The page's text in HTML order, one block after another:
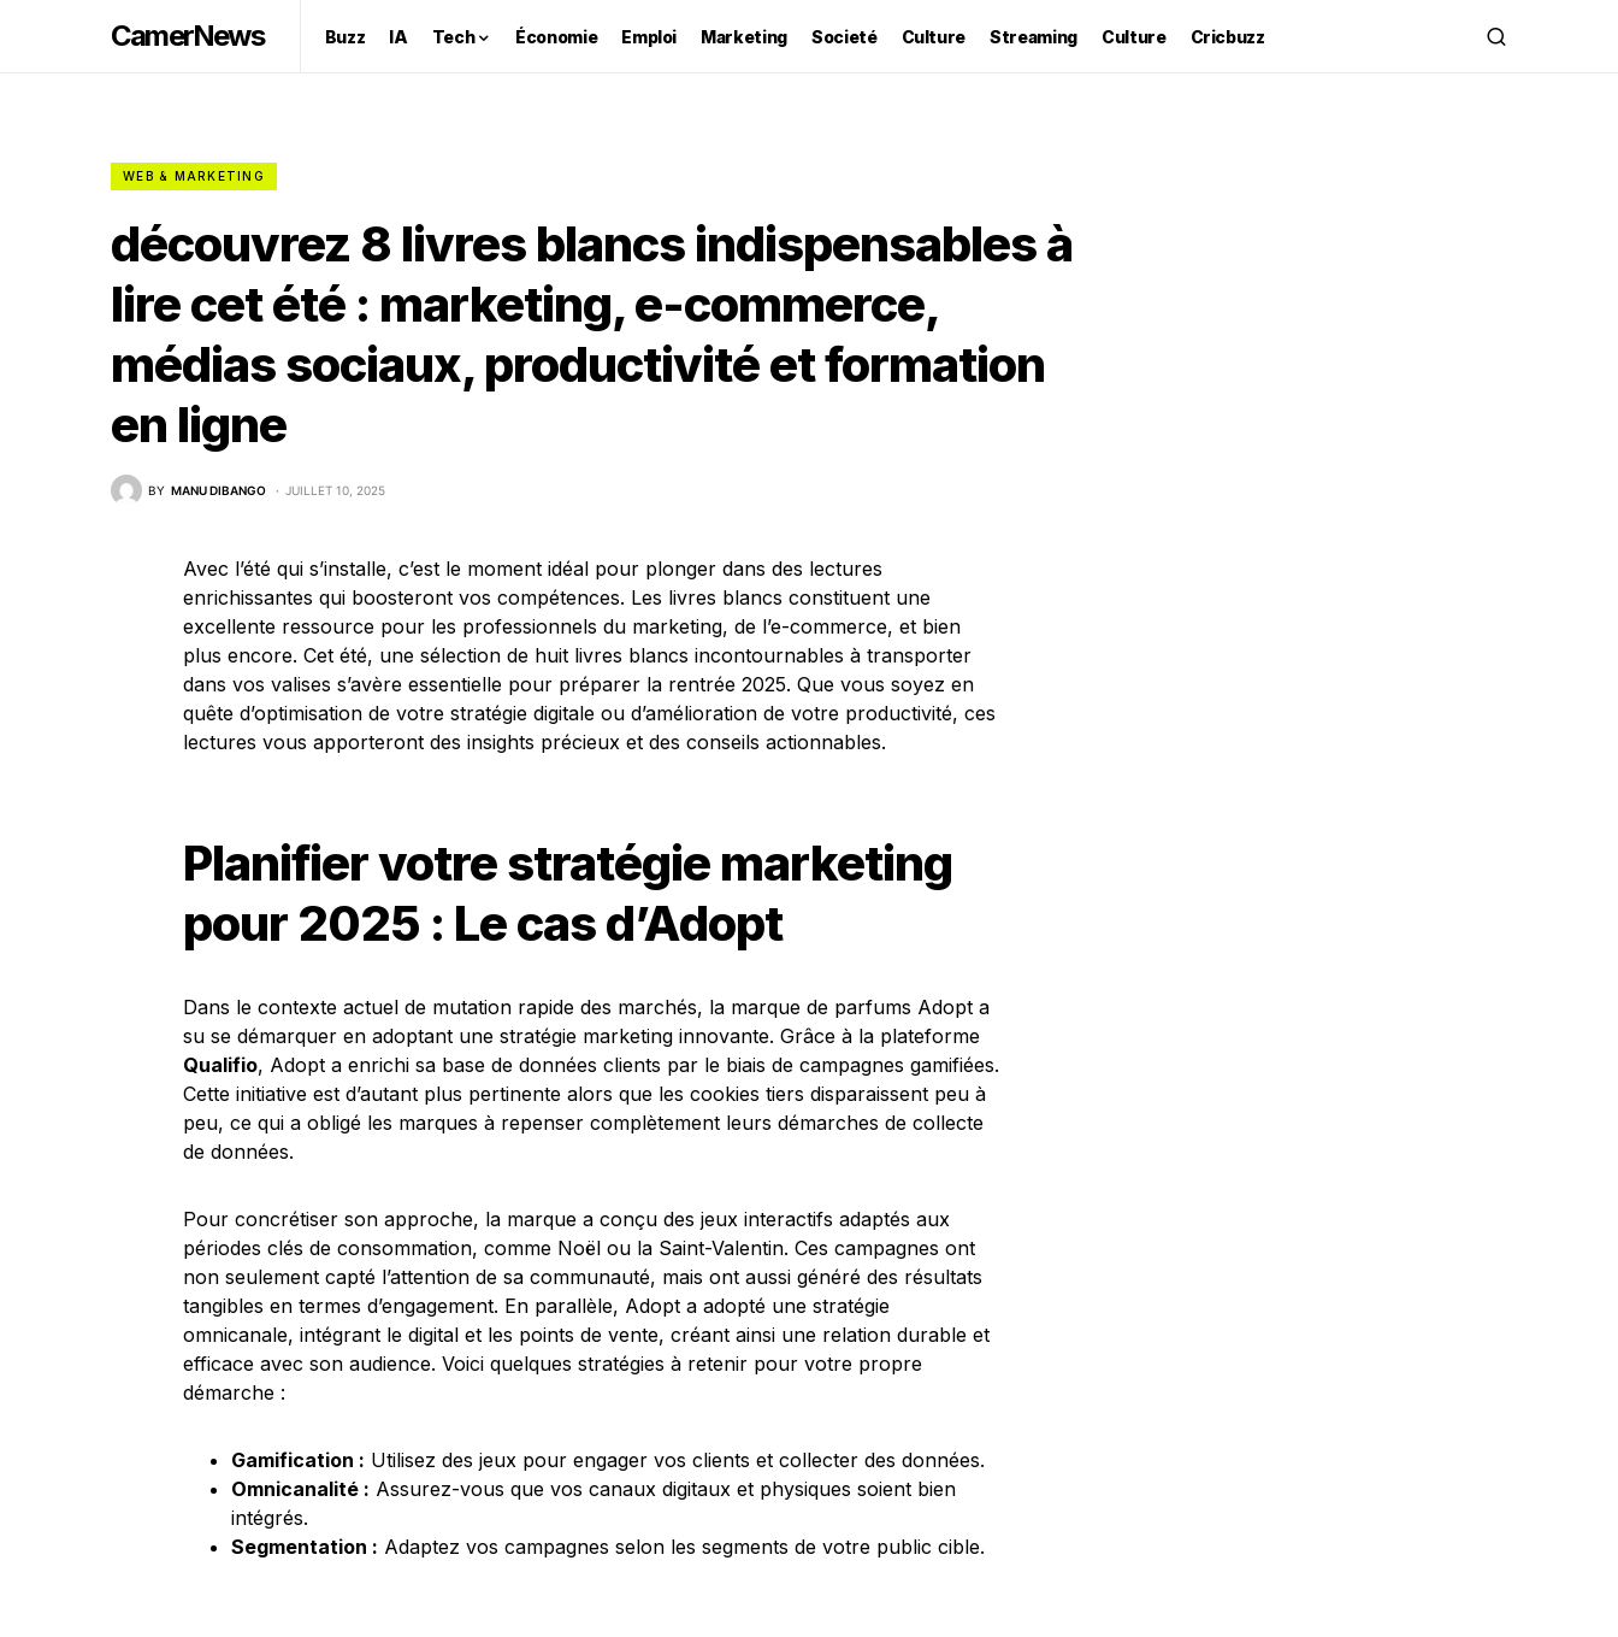
CamerNews Buzz IA Tech Économie Emploi Marketing Societé Culture Streaming Culture Cricbuzz
WEB & MARKETING
découvrez 8 livres blancs indispensables à
lire cet été : marketing, e-commerce,
médias sociaux, productivité et formation
en ligne
BY MANU DIBANGO JUILLET 10, 2025
Avec l’été qui s’installe, c’est le moment idéal pour plonger dans des lectures
enrichissantes qui boosteront vos compétences. Les livres blancs constituent une
excellente ressource pour les professionnels du marketing, de l’e-commerce, et bien
plus encore. Cet été, une sélection de huit livres blancs incontournables à transporter
dans vos valises s’avère essentielle pour préparer la rentrée 2025. Que vous soyez en
quête d’optimisation de votre stratégie digitale ou d’amélioration de votre productivité, ces
lectures vous apporteront des insights précieux et des conseils actionnables.
Planifier votre stratégie marketing
pour 2025 : Le cas d’Adopt
Dans le contexte actuel de mutation rapide des marchés, la marque de parfums Adopt a
su se démarquer en adoptant une stratégie marketing innovante. Grâce à la plateforme
Qualifio, Adopt a enrichi sa base de données clients par le biais de campagnes gamifiées.
Cette initiative est d’autant plus pertinente alors que les cookies tiers disparaissent peu à
peu, ce qui a obligé les marques à repenser complètement leurs démarches de collecte
de données.
Pour concrétiser son approche, la marque a conçu des jeux interactifs adaptés aux
périodes clés de consommation, comme Noël ou la Saint-Valentin. Ces campagnes ont
non seulement capté l’attention de sa communauté, mais ont aussi généré des résultats
tangibles en termes d’engagement. En parallèle, Adopt a adopté une stratégie
omnicanale, intégrant le digital et les points de vente, créant ainsi une relation durable et
efficace avec son audience. Voici quelques stratégies à retenir pour votre propre
démarche :
Gamification : Utilisez des jeux pour engager vos clients et collecter des données.
Omnicanalité : Assurez-vous que vos canaux digitaux et physiques soient bien
intégrés.
Segmentation : Adaptez vos campagnes selon les segments de votre public cible.